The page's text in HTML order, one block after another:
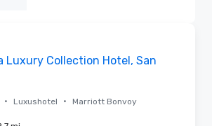
Luxury Collection Hotel, San
• Luxushotel • Marriott Bonvoy